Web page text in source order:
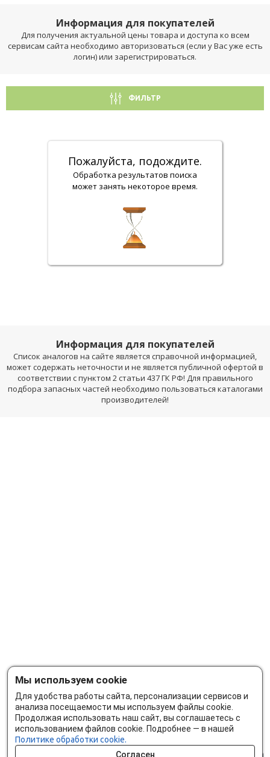
Информация для покупателей
Для получения актуальной цены товара и доступа ко всем
сервисам сайта необходимо авторизоваться (если у Вас уже есть
логин) или зарегистрироваться.
ФИЛЬТР
Пожалуйста, подождите.
Обработка результатов поиска
может занять некоторое время.
Информация для покупателей
Список аналогов на сайте является справочной информацией,
может содержать неточности и не является публичной офертой в
соответствии с пунктом 2 статьи 437 ГК РФ! Для правильного
подбора запасных частей необходимо пользоваться каталогами
производителей!
Мы используем cookie
Для удобства работы сайта, персонализации сервисов и
анализа посещаемости мы используем файлы cookie.
Продолжая использовать наш сайт, вы соглашаетесь с
использованием файлов cookie. Подробнее — в нашей
Политике обработки cookie.
Согласен